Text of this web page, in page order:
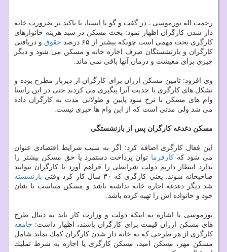
رحمت اله پورموسی ـ در گفت و گو با ایسنا، با تاكید بر ضرورت خانه
دار شدن كارگران اظهار نمود: بحث مسكن در سبد هزینه خانوارهای
كارگری بحث مهمی است چونكه بیشتر از ۶۵ درصد
حقوقو دریافتی
كارگران و بازنشستگان صرف اجاره خانه و مسكن می شود و دیگر
چیزی برای معیشت و درمان آنها باقی نمی ماند.
وی افزود: تامین مسكن ارزان برای كارگران از دیرباز مطرح بوده و
تشكل های كارگری با جدیت آنرا پیگیری می كردند حتی در این راستا
وام های مسكن با نرخ سود پایین و طولانی مدت به كارگران داده
می شد ولی مدتی است كه از این وام ها خبری نیست.
مسكن دغدغه كارگران پس از بازنشستگی
این فعال كارگری اضافه كرد: اگر به سبب شرایط اقتصادی عنوان
می شود كه كارفرما توان پرداخت دستمزد یا حق مسكن بیشتر را
ندارد انتظار داریم دولت شرایطی را فراهم آورد تا كارگران بتوانند
صاحبخانه شوند. یعنی كارگری كه ۳۰ سال كار كرد وقتی
بازنشسته
شد دیگر دغدغه اجاره خانه نداشته باشد و مسكن متناسب با شان
خود و خانواده اش را تهیه كرده باشد.
پورموسی با اشاره به اینكه دولت و وزارت كار باید به دنبال طرح
های مسكن ارزان قیمت برای كارگران باشند، اظهار داشت: جامعه
كارگری از هر طرحی كه به خانه دار شدن كارگران كمك نماید شامل
مسكن مهر، مسكن امید، مسكن كارگری یا اجاره به شرط تملیك